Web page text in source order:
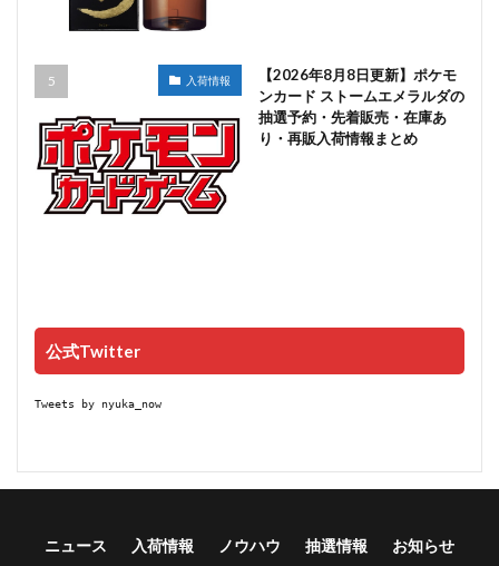
入荷情報
【2026年8月8日更新】ポケモ
ンカード ストームエメラルダの
抽選予約・先着販売・在庫あ
り・再販入荷情報まとめ
公式Twitter
Tweets by nyuka_now
ニュース 入荷情報 ノウハウ 抽選情報 お知らせ